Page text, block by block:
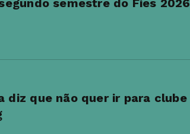
semestre do Fies 2026
diz que não quer ir para clube